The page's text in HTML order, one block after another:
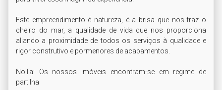
Este empreendimento é natureza, é a brisa que nos traz o
cheiro do mar, a qualidade de vida que nos proporciona
aliando a proximidade de todos os serviços à qualidade e
rigor construtivo e pormenores de acabamentos.
NoTa: Os nossos imóveis encontram-se em regime de
partilha